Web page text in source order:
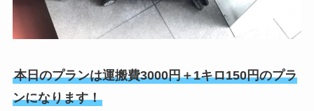
本日のプランは運搬費3000円＋1キロ150円のプラ
ンになります！